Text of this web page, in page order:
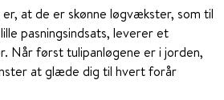
at de er skønne løgvækster, som til
pasningsindsats, leverer et
Når først tulipanløgene er i jorden,
at glæde dig til hvert forår